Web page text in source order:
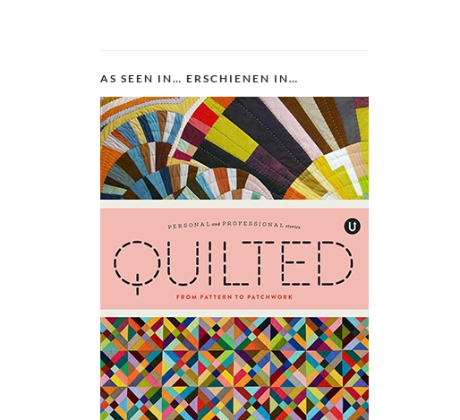
AS SEEN IN… ERSCHIENEN IN…